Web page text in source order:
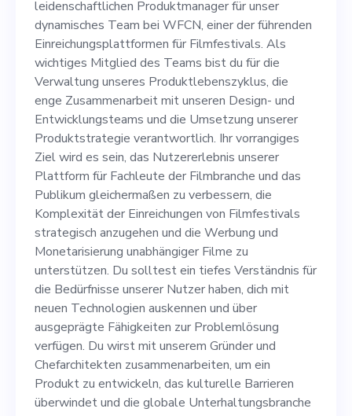
Produktstrategie
verantwortlich. Ihr
vorrangiges Ziel wird es
sein, das Nutzererlebnis
unserer Plattform für
Fachleute der Filmbranche
und das Publikum
gleichermaßen zu
verbessern, die Komplexität
der Einreichungen von
Filmfestivals strategisch
anzugehen und die Werbung
und Monetarisierung
unabhängiger Filme zu
unterstützen. Du solltest ein
leidenschaftlichen Produktmanager für unser
dynamisches Team bei WFCN, einer der führenden
Einreichungsplattformen für Filmfestivals. Als
wichtiges Mitglied des Teams bist du für die
Verwaltung unseres Produktlebenszyklus, die
enge Zusammenarbeit mit unseren Design- und
Entwicklungsteams und die Umsetzung unserer
Produktstrategie verantwortlich. Ihr vorrangiges
Ziel wird es sein, das Nutzererlebnis unserer
Plattform für Fachleute der Filmbranche und das
Publikum gleichermaßen zu verbessern, die
Komplexität der Einreichungen von Filmfestivals
strategisch anzugehen und die Werbung und
Monetarisierung unabhängiger Filme zu
unterstützen. Du solltest ein tiefes Verständnis für
die Bedürfnisse unserer Nutzer haben, dich mit
neuen Technologien auskennen und über
ausgeprägte Fähigkeiten zur Problemlösung
verfügen. Du wirst mit unserem Gründer und
Chefarchitekten zusammenarbeiten, um ein
Produkt zu entwickeln, das kulturelle Barrieren
überwindet und die globale Unterhaltungsbranche